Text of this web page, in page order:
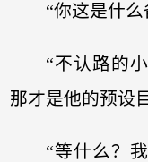
“你这是什么
“不认路的
那才是他的预设
“等什么？